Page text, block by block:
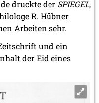
druckte der SPIEGEL,
R. Hübner
Arbeiten sehr.
und ein
der Eid eines